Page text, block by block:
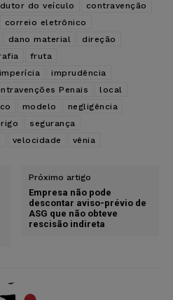
do veículo
contravenção
correio eletrônico
dano material
direção
fruta
imperícia
imprudência
Penais
local
modelo
negligência
segurança
velocidade vênia
Próximo artigo
Empresa não pode
descontar aviso-prévio de
ASG que não obteve
rescisão indireta